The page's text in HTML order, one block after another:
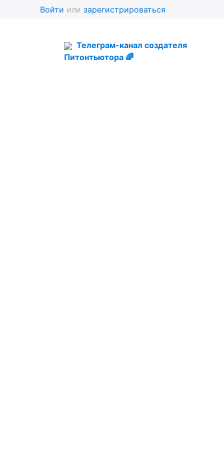
Войти или зарегистрироваться
Телеграм-канал создателя
Питонтьютора 🌈